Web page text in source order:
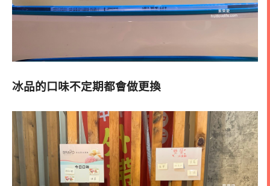
冰品的口味不定期都會做更換